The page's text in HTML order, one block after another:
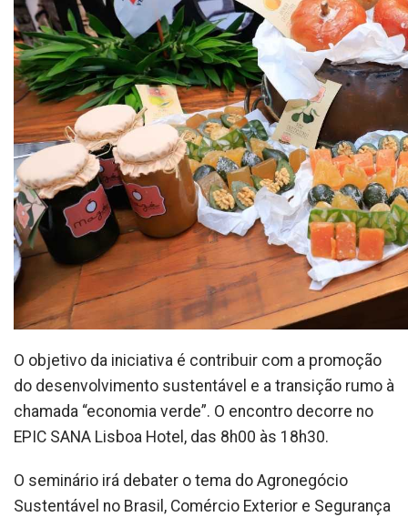
O objetivo da iniciativa é contribuir com a promoção
do desenvolvimento sustentável e a transição rumo à
chamada “economia verde”. O encontro decorre no
EPIC SANA Lisboa Hotel, das 8h00 às 18h30.
O seminário irá debater o tema do Agronegócio
Sustentável no Brasil, Comércio Exterior e Segurança